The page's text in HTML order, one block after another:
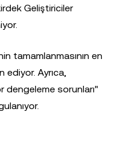
Geliştiriciler
tamamlanmasının en
Ayrıca,
dengeleme sorunları"